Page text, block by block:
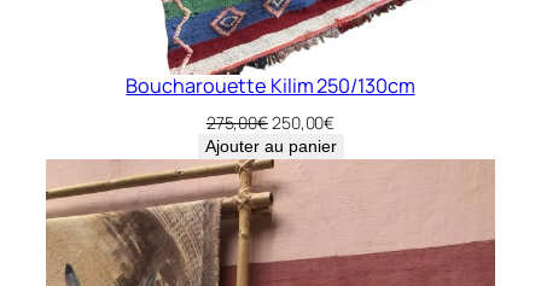
Boucharouette Kilim 250/130cm
275,00€Le
prix
initial
était :
275,00€.
250,00€Le
prix
actuel
est :
Ajouter au panier